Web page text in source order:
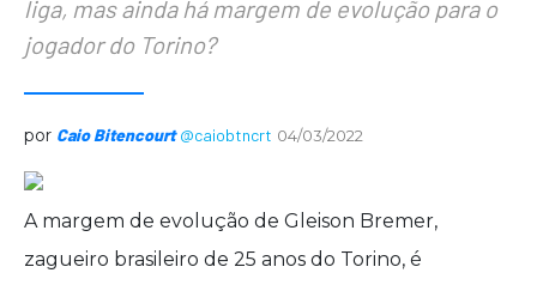
liga, mas ainda há margem de evolução para o
jogador do Torino?
por Caio Bitencourt @caiobtncrt 04/03/2022
A margem de evolução de Gleison Bremer,
zagueiro brasileiro de 25 anos do Torino, é